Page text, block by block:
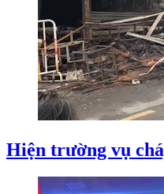
Hiện trường vụ